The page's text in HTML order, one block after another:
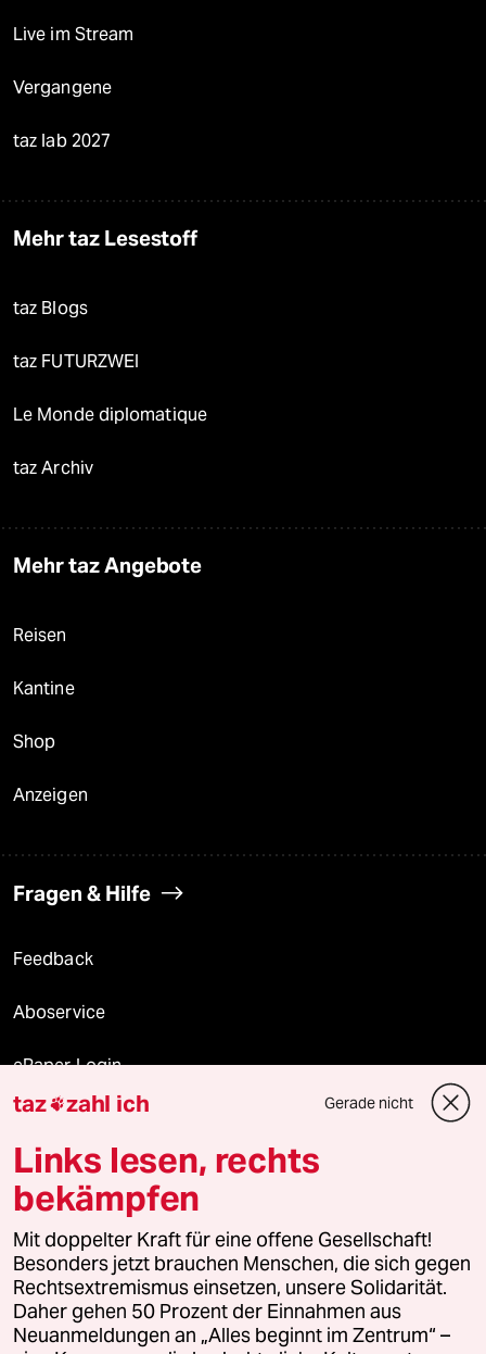
Live im Stream
Vergangene
taz lab 2027
Mehr taz Lesestoff
taz Blogs
taz FUTURZWEI
Le Monde diplomatique
taz Archiv
Mehr taz Angebote
Reisen
Kantine
Shop
Anzeigen
Fragen & Hilfe
Feedback
Aboservice
ePaper Login
Downloads für Abonnierende
© 2026 taz Verlags und Vertriebs GmbH
Alle Rechte vorbehalten. Bei rechtlichen Fragen oder für Genehmigungen
wenden Sie sich bitte an
lizenzen@taz.de
Feedback Redaktionsstatut Kommune-Richtlinien
taz zahl ich Gerade nicht
Links lesen, rechts
bekämpfen
Mit doppelter Kraft für eine offene Gesellschaft!
Besonders jetzt brauchen Menschen, die sich gegen
Rechtsextremismus einsetzen, unsere Solidarität.
Daher gehen 50 Prozent der Einnahmen aus
Neuanmeldungen an „Alles beginnt im Zentrum“ –